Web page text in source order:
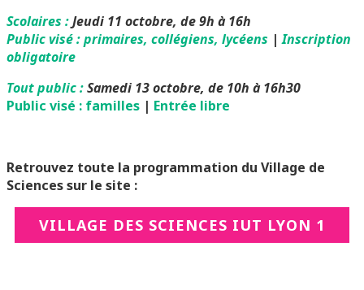
Scolaires :Jeudi 11 octobre, de 9h à 16h
Public visé : primaires, collégiens, lycéens | Inscription
obligatoire
Tout public :Samedi 13 octobre, de 10h à 16h30
Public visé : familles | Entrée libre
Retrouvez toute la programmation du Village de
Sciences sur le site :
VILLAGE DES SCIENCES IUT LYON 1